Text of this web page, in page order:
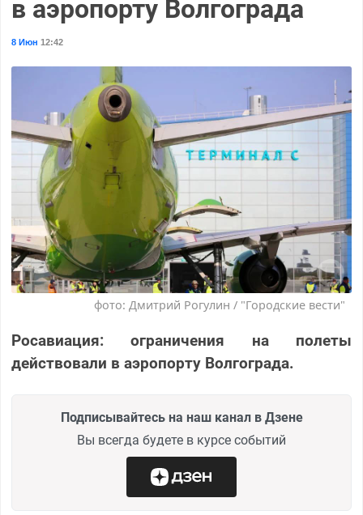
в аэропорту Волгограда
8 Июн 12:42
фото: Дмитрий Рогулин / "Городские вести"
Росавиация: ограничения на полеты
действовали в аэропорту Волгограда.
Подписывайтесь на наш канал в Дзене
Вы всегда будете в курсе событий